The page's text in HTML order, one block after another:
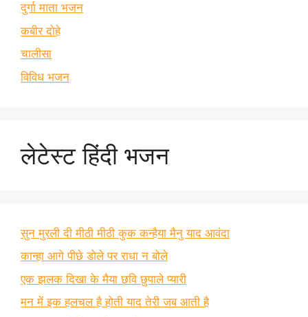
दुर्गा माता भजन
कबीर दोहे
चालीसा
विविध भजन
लेटेस्ट हिंदी भजन
सुन मुरली दी मीठी मीठी कुक कन्हैया मैनु याद आवंदा
कान्हा आगे पीछे डोले पर राधा न बोले
एक झलक दिखा के मैया छवि छुपाले प्यारी
मन में इक हलचल है होती याद तेरी जब आती है